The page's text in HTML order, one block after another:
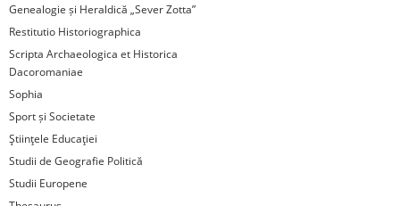
Genealogie și Heraldică „Sever Zotta”
Restitutio Historiographica
Scripta Archaeologica et Historica
Dacoromaniae
Sophia
Sport și Societate
Ştiinţele Educaţiei
Studii de Geografie Politică
Studii Europene